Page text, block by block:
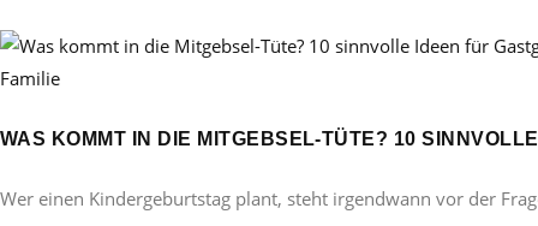
Familie
WAS KOMMT IN DIE MITGEBSEL-TÜTE? 10
Wer einen Kindergeburtstag plant, steht irgendwann vor der